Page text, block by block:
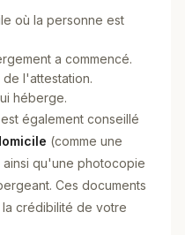
où la personne est
a commencé.
l'attestation.
héberge.
également conseillé
(comme une
qu'une photocopie
Ces documents
crédibilité de votre